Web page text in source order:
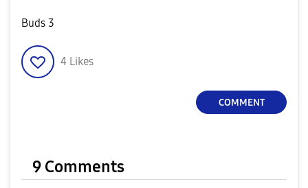
Buds 3
4 Likes
COMMENT
9 Comments